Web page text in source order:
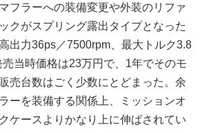
フラーへの装備変更や外装のリファ
クがスプリング露出タイプとなった
出力36ps／7500rpm、最大トルク3.8
当時価格は23万円で、1年でそのモ
売台数はごく少数にとどまった。余
ーを装備する関係上、ミッションオ
ケースよりかなり上に伸ばされてい